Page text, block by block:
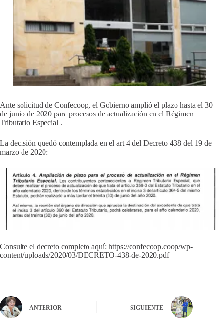
Ante solicitud de Confecoop, el Gobierno amplió el plazo hasta el 30
de junio de 2020 para procesos de actualización en el Régimen
Tributario Especial .
La decisión quedó contemplada en el art 4 del Decreto 438 del 19 de
marzo de 2020:
Consulte el decreto completo aquí: https://confecoop.coop/wp-
content/uploads/2020/03/DECRETO-438-de-2020.pdf
ANTERIOR SIGUIENTE